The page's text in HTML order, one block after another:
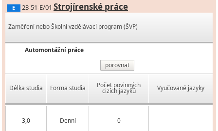
E 23-51-E/01 Strojírenské práce
Zaměření nebo Školní vzdělávací program (ŠVP)
Automontážní práce
porovnat
Délka studia Forma studia Počet povinných
cizích jazyků Vyučované jazyky
3,0 Denní 0